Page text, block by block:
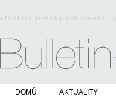
oficiální stránky odborného
DOMŮ AKTUALITY